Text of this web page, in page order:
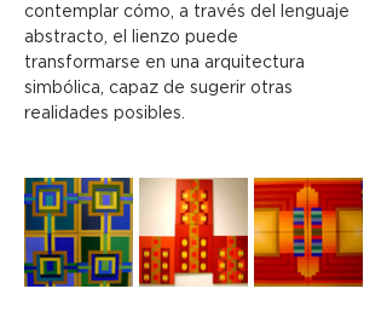
contemplar cómo, a través del lenguaje
abstracto, el lienzo puede
transformarse en una arquitectura
simbólica, capaz de sugerir otras
realidades posibles.